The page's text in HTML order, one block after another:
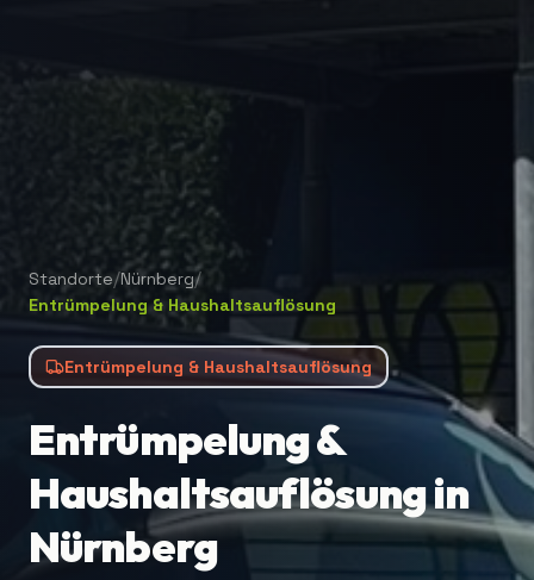
Standorte/Nürnberg/
Entrümpelung & Haushaltsauflösung
Entrümpelung & Haushaltsauflösung
Entrümpelung &
Haushaltsauflösung in
Nürnberg